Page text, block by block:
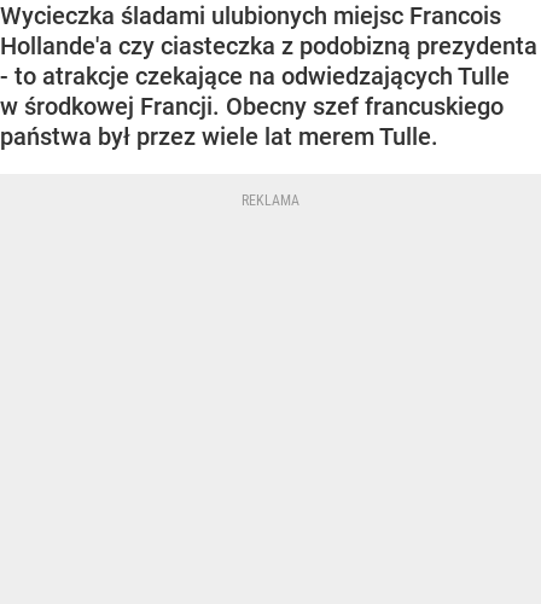
Wycieczka śladami ulubionych miejsc Francois
Hollande'a czy ciasteczka z podobizną prezydenta
- to atrakcje czekające na odwiedzających Tulle
w środkowej Francji. Obecny szef francuskiego
państwa był przez wiele lat merem Tulle.